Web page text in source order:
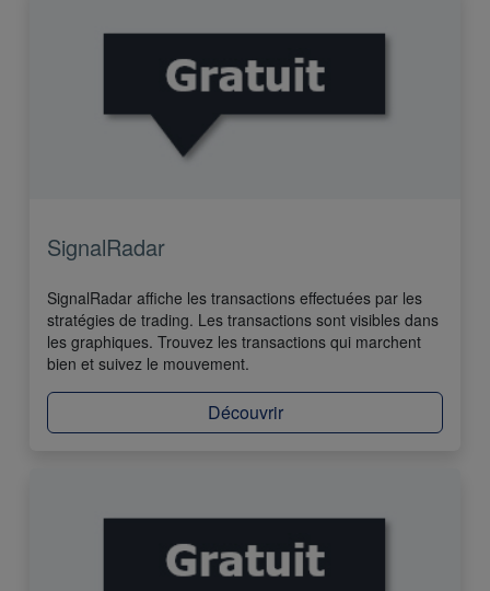
SignalRadar
SignalRadar affiche les transactions effectuées par les
stratégies de trading. Les transactions sont visibles dans
les graphiques. Trouvez les transactions qui marchent
bien et suivez le mouvement.
Découvrir